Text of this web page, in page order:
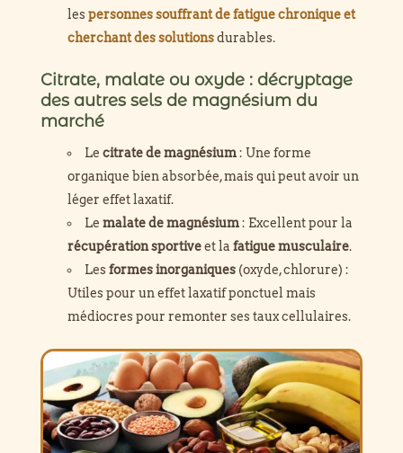
lespersonnes souffrant de fatigue chronique et
cherchant des solutionsdurables.
Citrate, malate ou oxyde : décryptage
des autres sels de magnésium du
marché
Le citrate de magnésium: Une forme
organique bien absorbée, mais qui peut avoir un
léger effet laxatif.
Le malate de magnésium: Excellent pour la
récupération sportiveet la fatigue musculaire.
Lesformes inorganiques(oxyde, chlorure) :
Utiles pour un effet laxatif ponctuel mais
médiocres pour remonter ses taux cellulaires.